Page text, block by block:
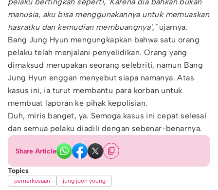
manusia, aku bisa menggunakannya untuk memuaskan
hasratku dan kemudian membuangnya'," ujarnya.
Bang Jung Hyun mengungkapkan bahwa satu orang
pelaku telah menjalani penyelidikan. Orang yang
dimaksud merupakan seorang selebriti, namun Bang
Jung Hyun enggan menyebut siapa namanya. Atas
kasus ini, ia turut membantu para korban untuk
membuat laporan ke pihak kepolisian.
Duh, miris banget, ya. Semoga kasus ini cepat selesai
dan semua pelaku diadili dengan sebenar-benarnya.
Share Article
Topics
pemerkosaan jung joon young